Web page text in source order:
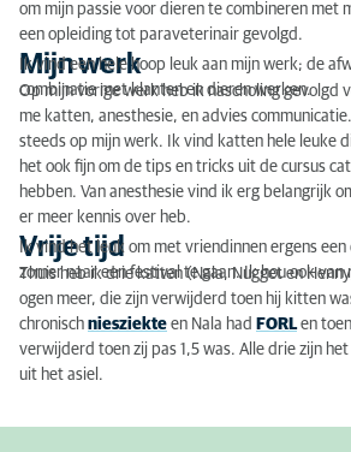
om mijn passie voor dieren te combineren met
een opleiding tot paraveterinair gevolgd.
Mijn werk
Ik vind een hele hoop leuk aan mijn werk; de
combinatie met klanten en dieren werken.
Op mijn vorige werk heb ik nascholing gevolgd
me katten, anesthesie, en advies
steeds op mijn werk. Ik vind katten hele leuke
het ook fijn om de tips en tricks uit de cursus
hebben. Van anesthesie vind ik erg belangrijk
er meer kennis over heb.
Vrije tijd
Ik vind het leuk om met vriendinnen ergens
zomer naar een festival te gaan. Ik hou ook van
Thuis heb ik drie katten (Nala, Nugget en
ogen meer, die zijn verwijderd toen hij kitten
chronisch niesziekte en Nala had FORLen
verwijderd toen zij pas 1,5 was. Alle drie zijn
uit het asiel.